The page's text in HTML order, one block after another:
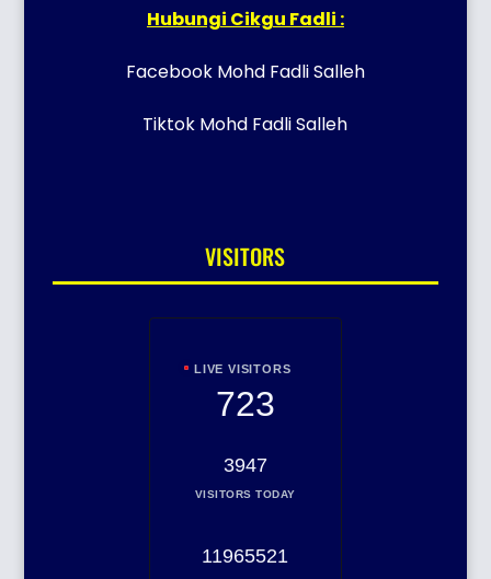
Hubungi Cikgu Fadli :
Facebook Mohd Fadli Salleh
Tiktok Mohd Fadli Salleh
VISITORS
LIVE VISITORS
723
3947
VISITORS TODAY
11965521